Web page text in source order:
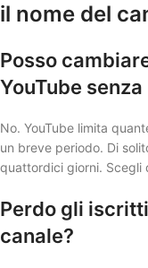
il nome del
Posso
YouTube
No. YouTube limita
un breve periodo. Di
quattordici giorni. Scegli
Perdo gli
canale?